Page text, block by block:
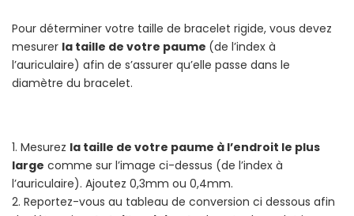
Pour déterminer votre taille de bracelet rigide, vous devez
mesurer la taille de votre paume (de l’index à
l’auriculaire) afin de s’assurer qu’elle passe dans le
diamètre du bracelet.
1. Mesurez la taille de votre paume à l’endroit le plus
large comme sur l’image ci-dessus (de l’index à
l’auriculaire). Ajoutez 0,3mm ou 0,4mm.
2. Reportez-vous au tableau de conversion ci dessous afin